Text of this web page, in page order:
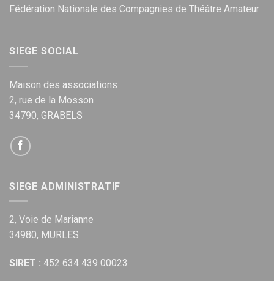
Fédération Nationale des Compagnies de Théâtre Amateur
SIEGE SOCIAL
Maison des associations
2, rue de la Mosson
34790, GRABELS
SIEGE ADMINISTRATIF
2, Voie de Marianne
34980, MURLES
SIRET : 452 634 439 00023